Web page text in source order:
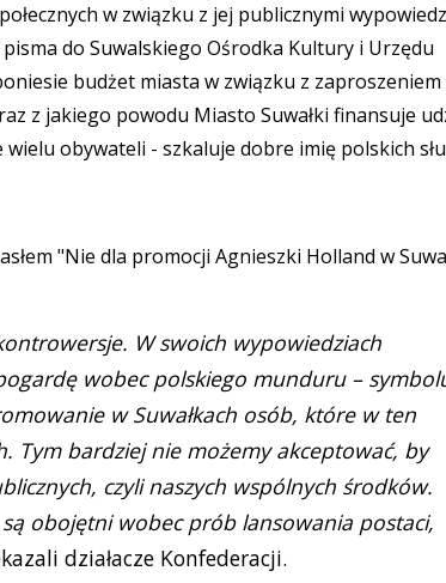
w związku z jej publicznymi
do Suwalskiego Ośrodka Kultury i Urzędu
budżet miasta w związku z zaproszeniem
z jakiego powodu Miasto Suwałki finansuje
obywateli - szkaluje dobre imię polskich
"Nie dla promocji Agnieszki Holland w
W swoich wypowiedziach
wobec polskiego munduru –
w Suwałkach osób, które w ten
Tym bardziej nie możemy akceptować, by
czyli naszych wspólnych środków.
są obojętni wobec prób lansowania postaci,
działacze Konfederacji.